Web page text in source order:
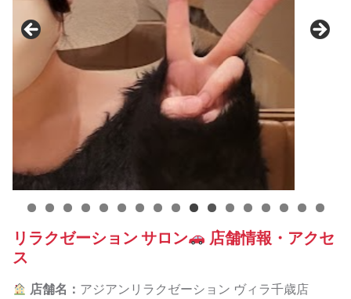
リラクゼーション サロン
店舗情報・アクセ
ス
店舗名： アジアンリラクゼーション ヴィラ千歳店